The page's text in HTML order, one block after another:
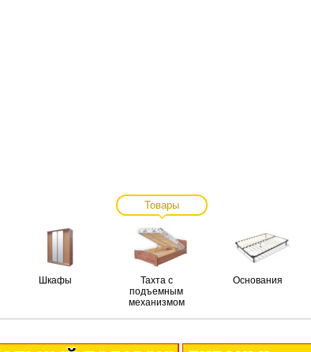
Товары
Шкафы
Тахта с
подъемным
механизмом
Основания